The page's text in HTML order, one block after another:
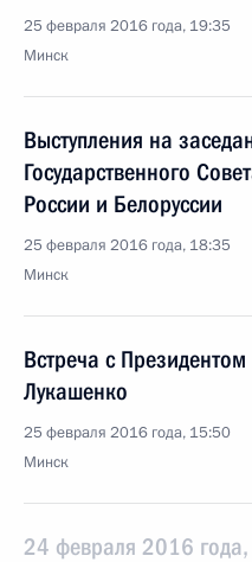
25 февраля 2016 года, 19:35
Минск
Выступления на
Государственного
России и Белоруссии
25 февраля 2016 года, 18:35
Минск
Встреча с
Лукашенко
25 февраля 2016 года, 15:50
Минск
24 февраля 2016 года,